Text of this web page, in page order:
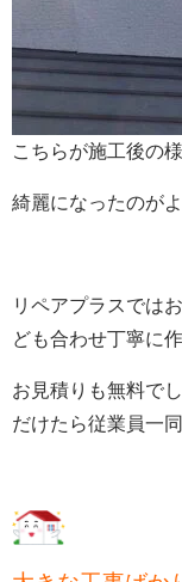
こちらが施工後の
綺麗になったのが
リペアプラスでは
ども合わせ丁寧に
お見積りも無料で
だけたら従業員一